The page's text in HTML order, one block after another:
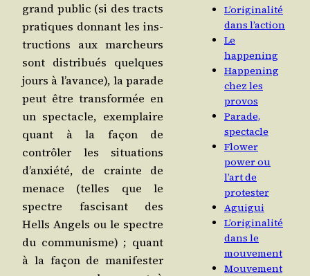
grand public (si des tracts
pra­tiques don­nant les ins­
truc­tions aux mar­cheurs
sont dis­tri­bués quelques
jours à l’avance), la parade
peut être trans­for­mée en
un spec­tacle, exem­plaire
quant à la façon de
contrô­ler les situa­tions
d’anxiété, de crainte de
menace (telles que le
spectre fas­ci­sant des
Hells Angels ou le spectre
du com­mu­nisme) ; quant
à la façon de mani­fes­ter
L’originalité
dans l’action
Le
happening
Happening
chez les
provos
Parade,
spectacle
Flower
power ou
l’art de
protester
Aguigui
L’originalité
dans le
mouvement
Mouvement